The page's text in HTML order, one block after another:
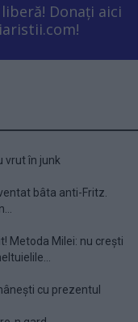
Donați aici
vrut în junk
bâta anti-Fritz.
Metoda Milei: nu crești
cu prezentul